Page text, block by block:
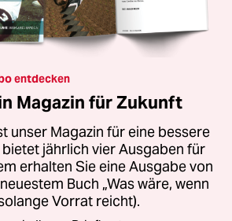
entdecken
Magazin für Zukunft
unser Magazin für eine bessere
jährlich vier Ausgaben für
erhalten Sie eine Ausgabe von
Buch „Was wäre, wenn
Vorrat reicht).